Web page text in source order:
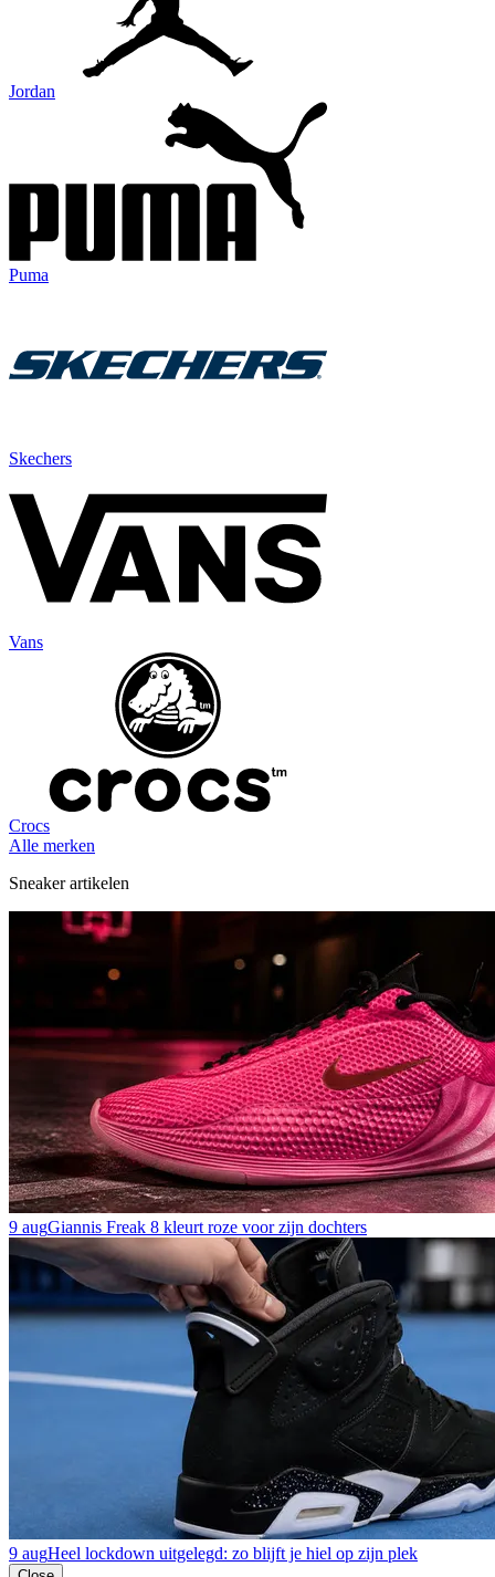
Jordan
Puma
Skechers
Vans
Crocs
Alle merken
Sneaker artikelen
9 augGiannis Freak 8 kleurt roze voor zijn dochters
9 augHeel lockdown uitgelegd: zo blijft je hiel op zijn plek